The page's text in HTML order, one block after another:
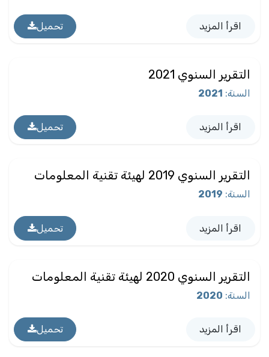
اقرأ المزيد تحميل
التقرير السنوي 2021
السنة:
2021
اقرأ المزيد تحميل
التقرير السنوي 2019 لهيئة تقنية المعلومات
السنة:
2019
اقرأ المزيد تحميل
التقرير السنوي 2020 لهيئة تقنية المعلومات
السنة:
2020
اقرأ المزيد تحميل